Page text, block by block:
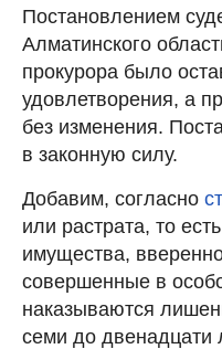
Постановлением
Алматинского
прокурора было
удовлетворения, а
без изменения.
в законную силу.
Добавим, согласно
или растрата, то
имущества,
совершенные в
наказываются
семи до двенадцати